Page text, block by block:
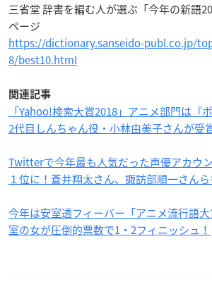
三省堂 辞書を編む人が選ぶ「今年の新語
ページ
https://dictionary.sanseido-publ.co.jp/
8/best10.html
関連記事
「Yahoo!検索大賞2018」アニメ部門は『
2代目しんちゃん役・小林由美子さんが受
Twitterで今年最も人気だった声優アカウ
１位に！蒼井翔太さん、諏訪部順一さんら
今年は安室透フィーバー「アニメ流行語
室の女が圧倒的票数で1・2フィニッシュ！